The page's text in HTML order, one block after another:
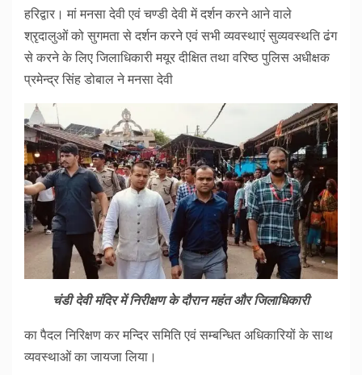
हरिद्वार। मां मनसा देवी एवं चण्डी देवी में दर्शन करने आने वाले
श्रृदालुओं को सुगमता से दर्शन करने एवं सभी व्यवस्थाएं सुव्यवस्थति ढंग
से करने के लिए जिलाधिकारी मयूर दीक्षित तथा वरिष्ठ पुलिस अधीक्षक
प्रमेन्द्र सिंह डोबाल ने मनसा देवी
चंडी देवी मंदिर में निरीक्षण के दौरान महंत और जिलाधिकारी
का पैदल निरिक्षण कर मन्दिर समिति एवं सम्बन्धित अधिकारियों के साथ
व्यवस्थाओं का जायजा लिया।